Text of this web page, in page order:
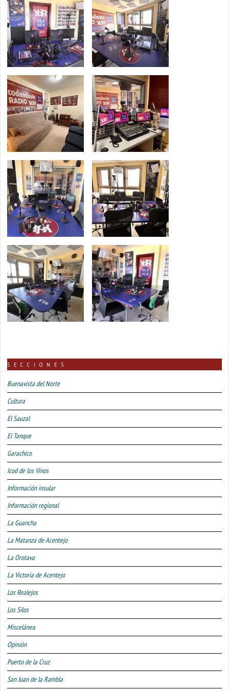
SECCIONES
Buenavista del Norte
Cultura
El Sauzal
El Tanque
Garachico
Icod de los Vinos
Información insular
Información regional
La Guancha
La Matanza de Acentejo
La Orotava
La Victoria de Acentejo
Los Realejos
Los Silos
Miscelánea
Opinión
Puerto de la Cruz
San Juan de la Rambla